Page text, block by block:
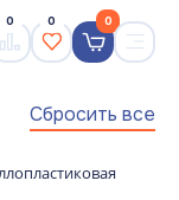
0 0 0
Сбросить все